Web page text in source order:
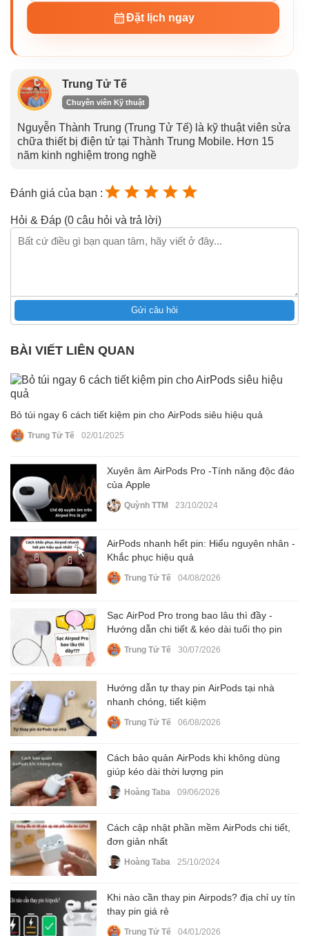
Đặt lịch ngay
Trung Tử Tế
Chuyên viên Kỹ thuật
Nguyễn Thành Trung (Trung Tử Tế) là kỹ thuật viên sửa
chữa thiết bị điện tử tại Thành Trung Mobile. Hơn 15
năm kinh nghiệm trong nghề
Đánh giá của bạn :
Hỏi & Đáp (0 câu hỏi và trả lời)
Gửi câu hỏi
BÀI VIẾT LIÊN QUAN
Bỏ túi ngay 6 cách tiết kiệm pin cho AirPods siêu hiệu quả
Trung Tử Tế 02/01/2025
Xuyên âm AirPods Pro -Tính năng độc đáo
của Apple
Quỳnh TTM 23/10/2024
AirPods nhanh hết pin: Hiểu nguyên nhân -
Khắc phục hiệu quả
Trung Tử Tế 04/08/2026
Sạc AirPod Pro trong bao lâu thì đầy -
Hướng dẫn chi tiết & kéo dài tuổi thọ pin
Trung Tử Tế 30/07/2026
Hướng dẫn tự thay pin AirPods tại nhà
nhanh chóng, tiết kiệm
Trung Tử Tế 06/08/2026
Cách bảo quản AirPods khi không dùng
giúp kéo dài thời lượng pin
Hoàng Taba 09/06/2026
Cách cập nhật phần mềm AirPods chi tiết,
đơn giản nhất
Hoàng Taba 25/10/2024
Khi nào cần thay pin Airpods? địa chỉ uy tín
thay pin giá rẻ
Trung Tử Tế 04/01/2026